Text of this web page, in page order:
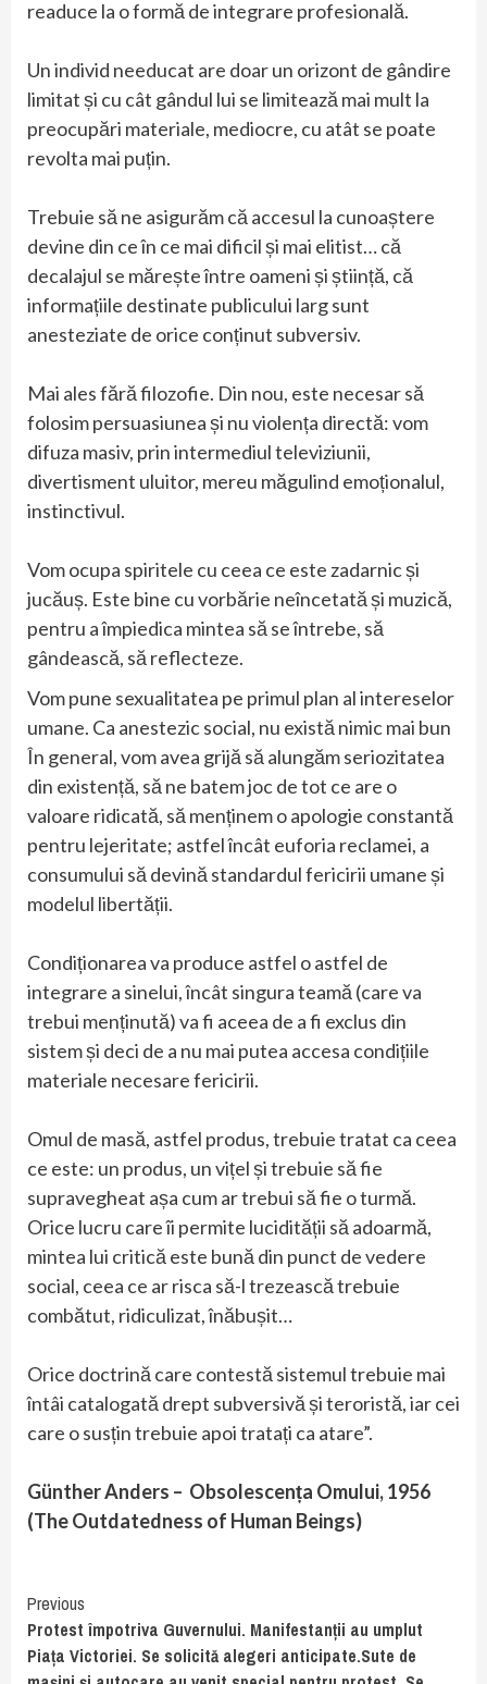
readuce la o formă de integrare profesională.
Un individ needucat are doar un orizont de gândire
limitat și cu cât gândul lui se limitează mai mult la
preocupări materiale, mediocre, cu atât se poate
revolta mai puțin.
Trebuie să ne asigurăm că accesul la cunoaștere
devine din ce în ce mai dificil și mai elitist… că
decalajul se mărește între oameni și știință, că
informațiile destinate publicului larg sunt
anesteziate de orice conținut subversiv.
Mai ales fără filozofie. Din nou, este necesar să
folosim persuasiunea și nu violența directă: vom
difuza masiv, prin intermediul televiziunii,
divertisment uluitor, mereu măgulind emoționalul,
instinctivul.
Vom ocupa spiritele cu ceea ce este zadarnic și
jucăuș. Este bine cu vorbărie neîncetată și muzică,
pentru a împiedica mintea să se întrebe, să
gândească, să reflecteze.
Vom pune sexualitatea pe primul plan al intereselor
umane. Ca anestezic social, nu există nimic mai bun
În general, vom avea grijă să alungăm seriozitatea
din existență, să ne batem joc de tot ce are o
valoare ridicată, să menținem o apologie constantă
pentru lejeritate; astfel încât euforia reclamei, a
consumului să devină standardul fericirii umane și
modelul libertății.
Condiționarea va produce astfel o astfel de
integrare a sinelui, încât singura teamă (care va
trebui menținută) va fi aceea de a fi exclus din
sistem și deci de a nu mai putea accesa condițiile
materiale necesare fericirii.
Omul de masă, astfel produs, trebuie tratat ca ceea
ce este: un produs, un vițel și trebuie să fie
supravegheat așa cum ar trebui să fie o turmă.
Orice lucru care îi permite lucidității să adoarmă,
mintea lui critică este bună din punct de vedere
social, ceea ce ar risca să-l trezească trebuie
combătut, ridiculizat, înăbușit…
Orice doctrină care contestă sistemul trebuie mai
întâi catalogată drept subversivă și teroristă, iar cei
care o susțin trebuie apoi tratați ca atare”.
Günther Anders – Obsolescența Omului, 1956
(The Outdatedness of Human Beings)
Continue
Reading
Previous
Protest împotriva Guvernului. Manifestanții au umplut
Piața Victoriei. Se solicită alegeri anticipate.Sute de